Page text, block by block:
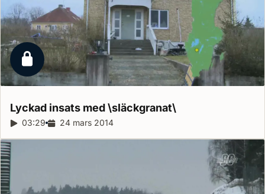
Låst reportage
Lyckad insats med\släckgranat\
Reportagelängd:
03:29 Releasedatum:
24 mars 2014